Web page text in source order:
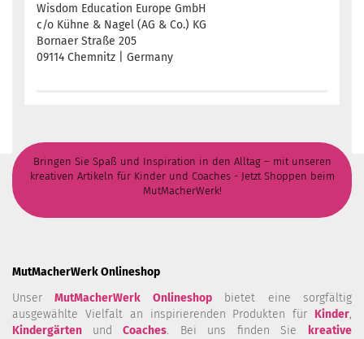
Wisdom Education Europe GmbH
c/o Kühne & Nagel (AG & Co.) KG
Bornaer Straße 205
09114 Chemnitz | Germany
Bringen Sie Spaß und Inspiration in den Alltag – mit unseren
kreativen Artikeln für Kinder und Coaches - Jetzt Shoppen beim
MutMacherWerk!
MutMacherWerk Onlineshop
UnserMutMacherWerk Onlineshopbietet eine sorgfältig
ausgewählte Vielfalt an inspirierenden Produkten für Kinder,
Kindergärten undCoaches. Bei uns finden Sie
kreative